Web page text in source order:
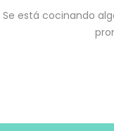
Se está cocinando